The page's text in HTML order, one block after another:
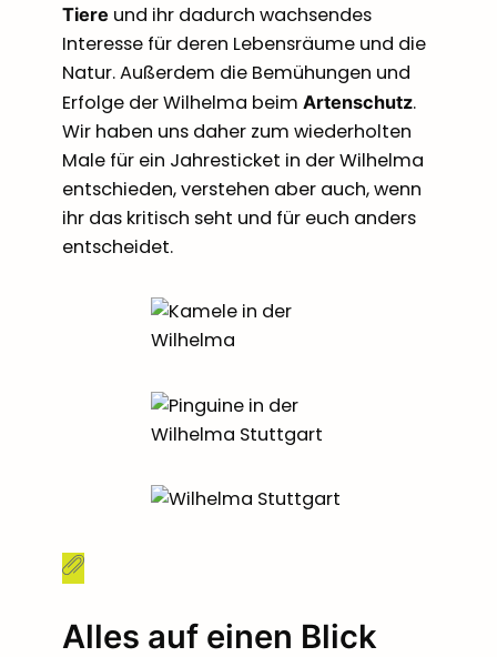
Tiere und ihr dadurch wachsendes
Interesse für deren Lebensräume und die
Natur. Außerdem die Bemühungen und
Erfolge der Wilhelma beim Artenschutz.
Wir haben uns daher zum wiederholten
Male für ein Jahresticket in der Wilhelma
entschieden, verstehen aber auch, wenn
ihr das kritisch seht und für euch anders
entscheidet.
Alles auf einen Blick